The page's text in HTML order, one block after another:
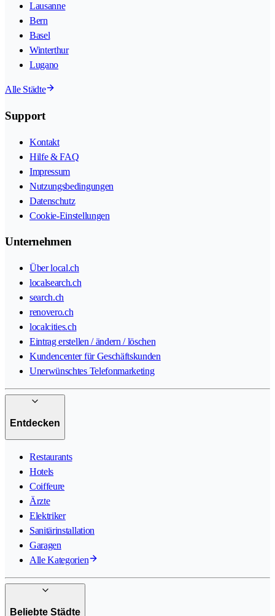
Lausanne
Bern
Basel
Winterthur
Lugano
Alle Städte
Support
Kontakt
Hilfe & FAQ
Impressum
Nutzungsbedingungen
Datenschutz
Cookie-Einstellungen
Unternehmen
Über local.ch
localsearch.ch
search.ch
renovero.ch
localcities.ch
Eintrag erstellen / ändern / löschen
Kundencenter für Geschäftskunden
Unerwünschtes Telefonmarketing
Entdecken
Restaurants
Hotels
Coiffeure
Ärzte
Elektriker
Sanitärinstallation
Garagen
Alle Kategorien
Beliebte Städte